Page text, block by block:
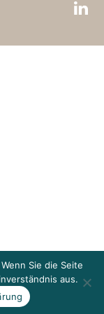
Sie die Seite
aus.